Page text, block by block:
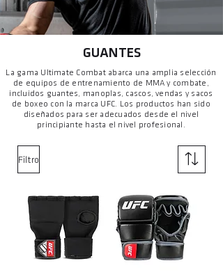
GUANTES
La gama Ultimate Combat abarca una amplia selección
de equipos de entrenamiento de MMA y combate,
incluidos guantes, manoplas, cascos, vendas y sacos
de boxeo con la marca UFC. Los productos han sido
diseñados para ser adecuados desde el nivel
principiante hasta el nivel profesional.
Filtro